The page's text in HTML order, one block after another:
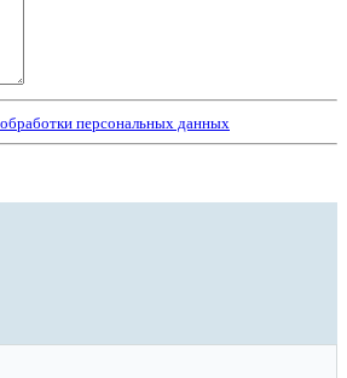
персональных данных